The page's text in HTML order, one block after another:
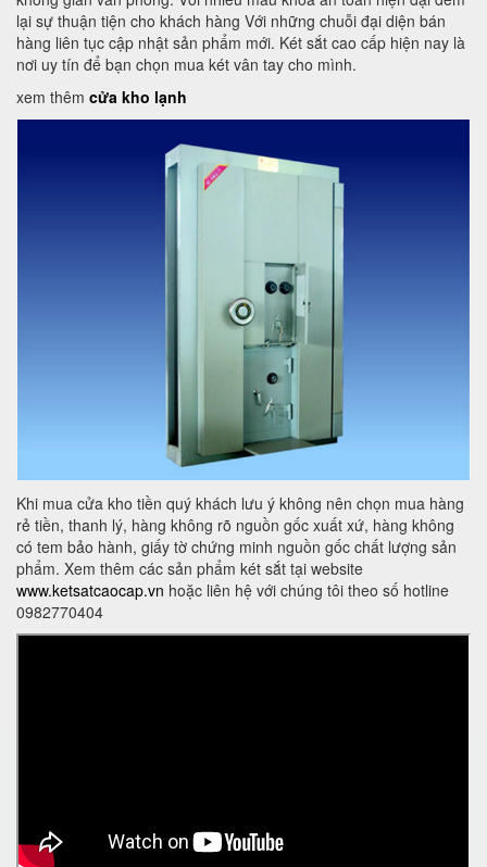
lại sự thuận tiện cho khách hàng Với những chuỗi đại diện bán
hàng liên tục cập nhật sản phẩm mới. Két sắt cao cấp hiện nay là
nơi uy tín để bạn chọn mua két vân tay cho mình.
xem thêm cửa kho lạnh
Khi mua cửa kho tiền quý khách lưu ý không nên chọn mua hàng
rẻ tiền, thanh lý, hàng không rõ nguồn gốc xuất xứ, hàng không
có tem bảo hành, giấy tờ chứng minh nguồn gốc chất lượng sản
phẩm. Xem thêm các sản phẩm két sắt tại website
www.ketsatcaocap.vn hoặc liên hệ với chúng tôi theo số hotline
0982770404